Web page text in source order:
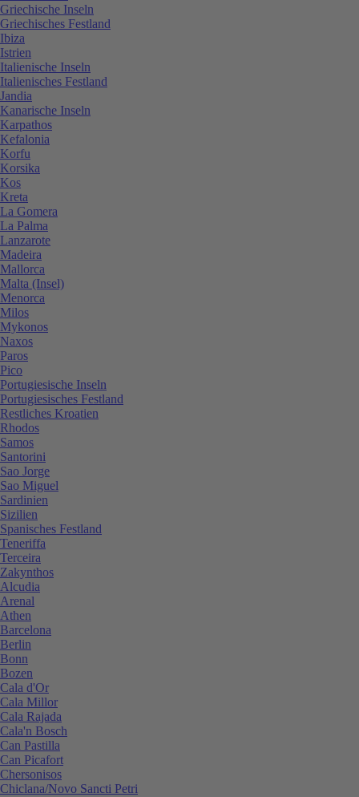
Griechische Inseln
Griechisches Festland
Ibiza
Istrien
Italienische Inseln
Italienisches Festland
Jandia
Kanarische Inseln
Karpathos
Kefalonia
Korfu
Korsika
Kos
Kreta
La Gomera
La Palma
Lanzarote
Madeira
Mallorca
Malta (Insel)
Menorca
Milos
Mykonos
Naxos
Paros
Pico
Portugiesische Inseln
Portugiesisches Festland
Restliches Kroatien
Rhodos
Samos
Santorini
Sao Jorge
Sao Miguel
Sardinien
Sizilien
Spanisches Festland
Teneriffa
Terceira
Zakynthos
Alcudia
Arenal
Athen
Barcelona
Berlin
Bonn
Bozen
Cala d'Or
Cala Millor
Cala Rajada
Cala'n Bosch
Can Pastilla
Can Picafort
Chersonisos
Chiclana/Novo Sancti Petri